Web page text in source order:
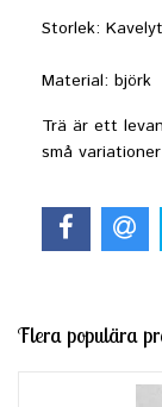
Storlek:
Material: björk
Trä är ett
små
Flera populära